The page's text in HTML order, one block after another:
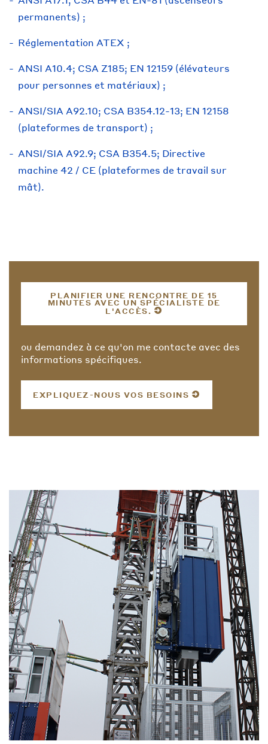
permanents) ;
Réglementation ATEX ;
ANSI A10.4; CSA Z185; EN 12159 (élévateurs
pour personnes et matériaux) ;
ANSI/SIA A92.10; CSA B354.12-13; EN 12158
(plateformes de transport) ;
ANSI/SIA A92.9; CSA B354.5; Directive
machine 42 / CE (plateformes de travail sur
mât).
PLANIFIER UNE RENCONTRE DE 15
MINUTES AVEC UN SPÉCIALISTE DE
L'ACCÈS.
ou demandez à ce qu'on me contacte avec des
informations spécifiques.
EXPLIQUEZ-NOUS VOS BESOINS